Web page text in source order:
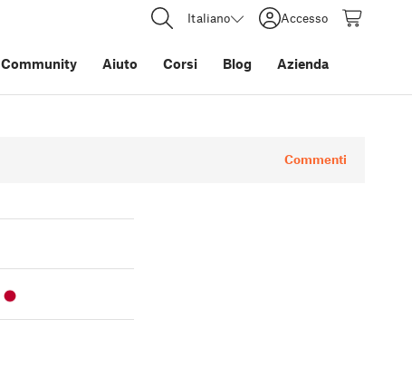
Italiano Accesso
Community Aiuto Corsi Blog Azienda
Commenti